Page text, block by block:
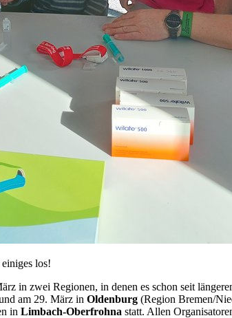
los!
in zwei Regionen, in denen es schon seit
am 29. März in Oldenburg (Region Bremen/
in Limbach-Oberfrohna statt. Allen